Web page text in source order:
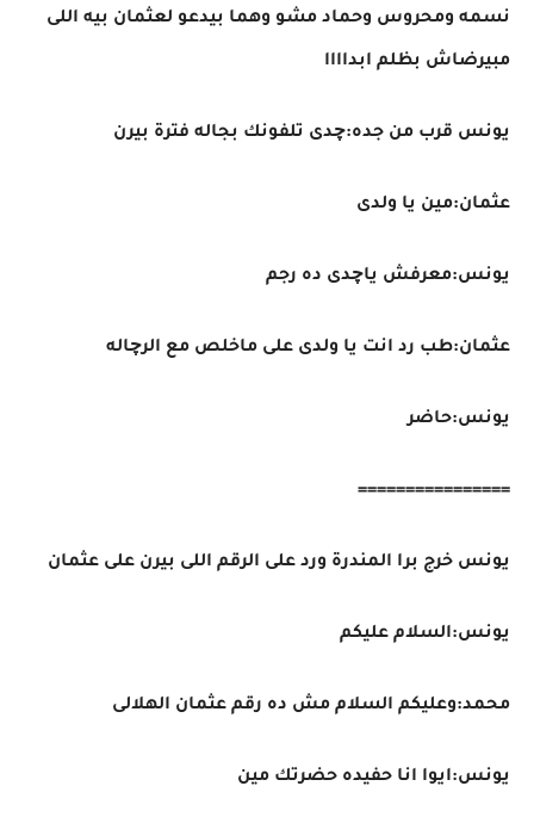
نسمه ومحروس وحماد مشو وهما بيدعو لعثمان بيه اللى
مبيرضاش بظلم ابداااا
يونس قرب من جده:چدى تلفونك بجاله فترة بيرن
عثمان:مين يا ولدى
يونس:معرفش ياچدى ده رجم
عثمان:طب رد انت يا ولدى على ماخلص مع الرچاله
يونس:حاضر
================
يونس خرج برا المندرة ورد على الرقم اللى بيرن على عثمان
يونس:السلام عليكم
محمد:وعليكم السلام مش ده رقم عثمان الهلالى
يونس:ايوا انا حفيده حضرتك مين